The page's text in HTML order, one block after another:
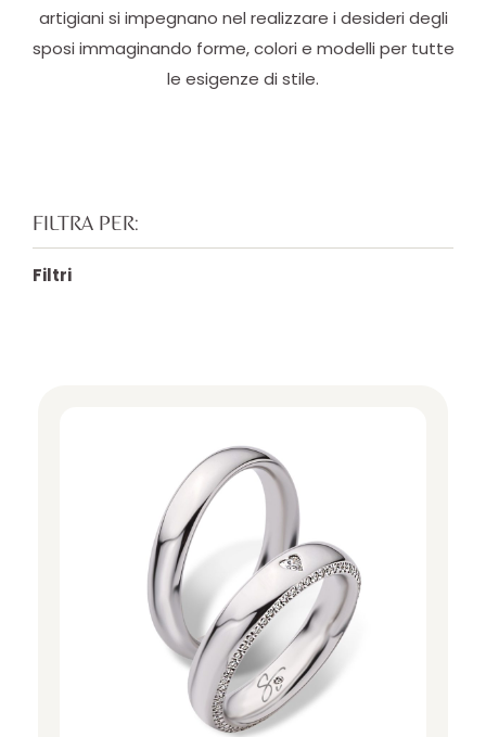
artigiani si impegnano nel realizzare i desideri degli
sposi immaginando forme, colori e modelli per tutte
le esigenze di stile.
FILTRA PER:
Filtri